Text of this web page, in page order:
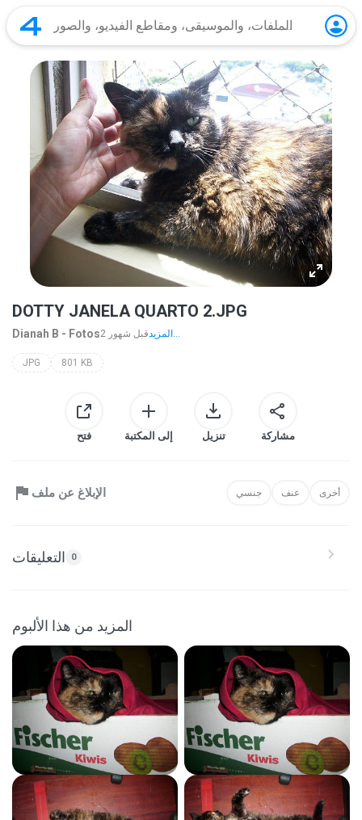
DOTTY JANELA QUARTO 2.JPG
Dianah B - Fotos 2 قبل شهور المزيد...
JPG 801 KB
فتح إلى المكتبة تنزيل مشاركة
الإبلاغ عن ملف جنسي عنف أخرى
التعليقات 0
المزيد من هذا الألبوم